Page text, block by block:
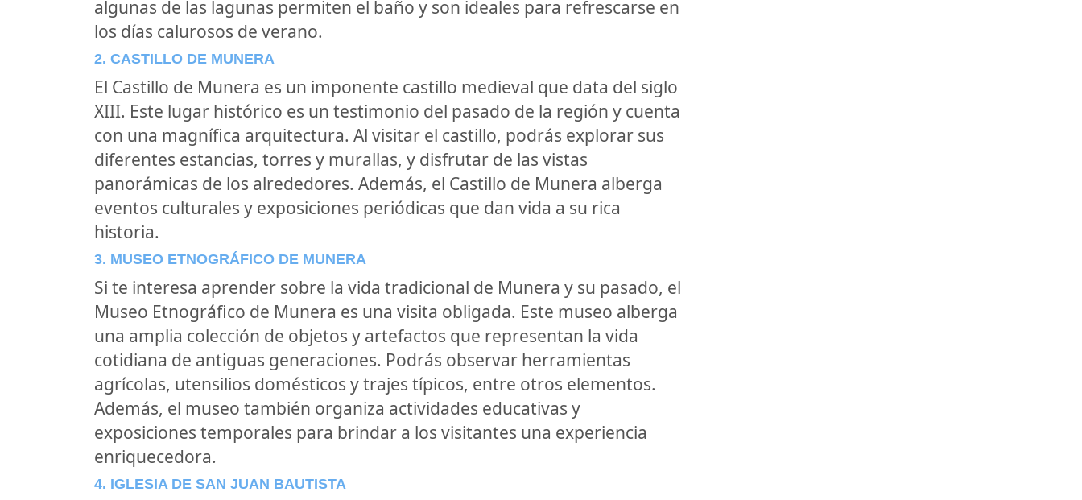
algunas de las lagunas permiten el baño y son ideales para refrescarse en
los días calurosos de verano.
2. CASTILLO DE MUNERA
El Castillo de Munera es un imponente castillo medieval que data del siglo
XIII. Este lugar histórico es un testimonio del pasado de la región y cuenta
con una magnífica arquitectura. Al visitar el castillo, podrás explorar sus
diferentes estancias, torres y murallas, y disfrutar de las vistas
panorámicas de los alrededores. Además, el Castillo de Munera alberga
eventos culturales y exposiciones periódicas que dan vida a su rica
historia.
3. MUSEO ETNOGRÁFICO DE MUNERA
Si te interesa aprender sobre la vida tradicional de Munera y su pasado, el
Museo Etnográfico de Munera es una visita obligada. Este museo alberga
una amplia colección de objetos y artefactos que representan la vida
cotidiana de antiguas generaciones. Podrás observar herramientas
agrícolas, utensilios domésticos y trajes típicos, entre otros elementos.
Además, el museo también organiza actividades educativas y
exposiciones temporales para brindar a los visitantes una experiencia
enriquecedora.
4. IGLESIA DE SAN JUAN BAUTISTA